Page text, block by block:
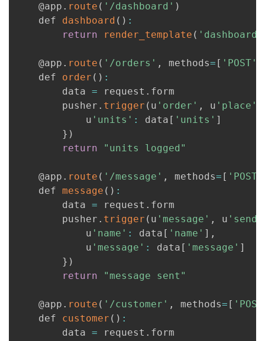
    @app
. route ( '/dashboard' )
    def
dashboard ( ) :
return
render_template (
    @app
. route ( '/orders' , methods= [ 'POST'
    def
order ( ) :
        data
= request . form
        pusher
. trigger ( u 'order' , u 'place'
            u
'units' : data [ 'units' ]
} )
return
"units logged"
    @app
. route ( '/message' , methods= [ 'POST'
    def
message ( ) :
        data
= request . form
        pusher
. trigger ( u 'message' , u 'send'
            u
'name' : data [ 'name' ] ,
            u
'message' : data [ 'message' ]
} )
return
"message sent"
    @app
. route ( '/customer' , methods= [
    def
customer ( ) :
        data
= request . form